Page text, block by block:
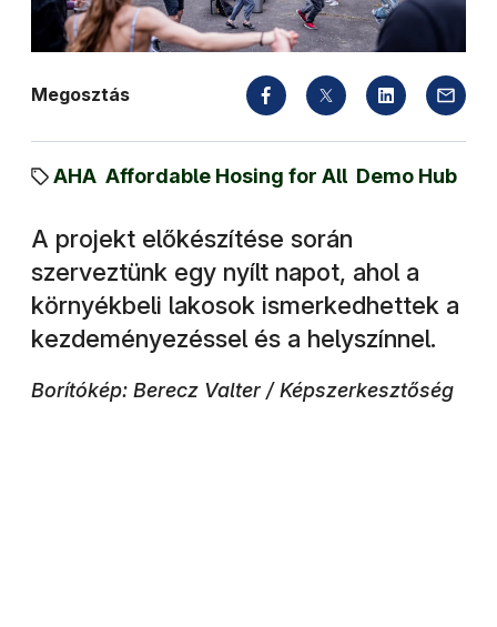
AHA Affordable Hosing for All Demo Hub
Megosztás
A projekt előkészítése során
szerveztünk egy nyílt napot, ahol a
környékbeli lakosok ismerkedhettek a
kezdeményezéssel és a helyszínnel.
Borítókép: Berecz Valter / Képszerkesztőség